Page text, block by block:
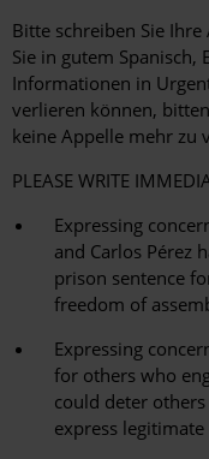
Bitte schreiben Sie
Sie in gutem Spanisch,
Informationen in
verlieren können,
keine Appelle mehr zu
PLEASE WRITE
Expressing
and Carlos Pérez
prison sentence
freedom of
Expressing
for others who
could deter
express legitimate